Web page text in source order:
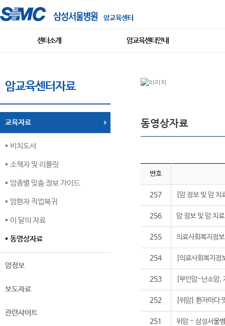
암교육센터
센터소개 암교육센터안내
암교육센터자료
교육자료
비치도서
소책자 및 리플릿
암종별 맞춤 정보 가이드
암환자 직업복귀
이 달의 자료
동영상자료
암정보
보도자료
관련사이트
동영상자료
번호
257 [암 정보 및 암
256 암 정보 및 암 치
255 의료사회복지정
254 [의료사회복지
253 [부인암-난소암,
252 [위암] 환자마다
251 위암 - 삼성서울